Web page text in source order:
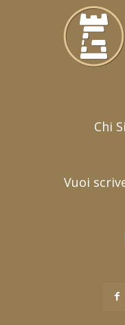
Chi
Vuoi